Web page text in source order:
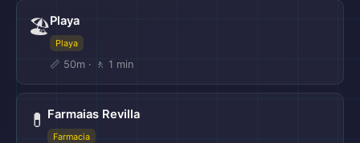
🏖️Playa
Playa
📏 50m · 🚶 1 min
💊 Farmaias Revilla
Farmacia